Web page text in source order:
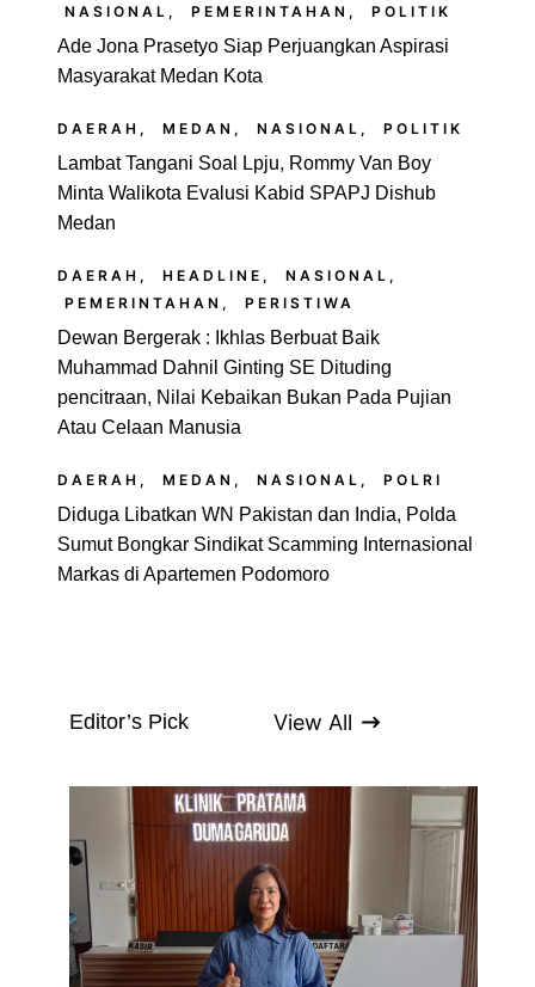
NASIONAL , PEMERINTAHAN , POLITIK
Ade Jona Prasetyo Siap Perjuangkan Aspirasi
Masyarakat Medan Kota
DAERAH , MEDAN , NASIONAL , POLITIK
Lambat Tangani Soal Lpju, Rommy Van Boy
Minta Walikota Evalusi Kabid SPAPJ Dishub
Medan
DAERAH , HEADLINE , NASIONAL ,
PEMERINTAHAN , PERISTIWA
Dewan Bergerak : Ikhlas Berbuat Baik
Muhammad Dahnil Ginting SE Dituding
pencitraan, Nilai Kebaikan Bukan Pada Pujian
Atau Celaan Manusia
DAERAH , MEDAN , NASIONAL , POLRI
Diduga Libatkan WN Pakistan dan India, Polda
Sumut Bongkar Sindikat Scamming Internasional
Markas di Apartemen Podomoro
Editor’s Pick View All